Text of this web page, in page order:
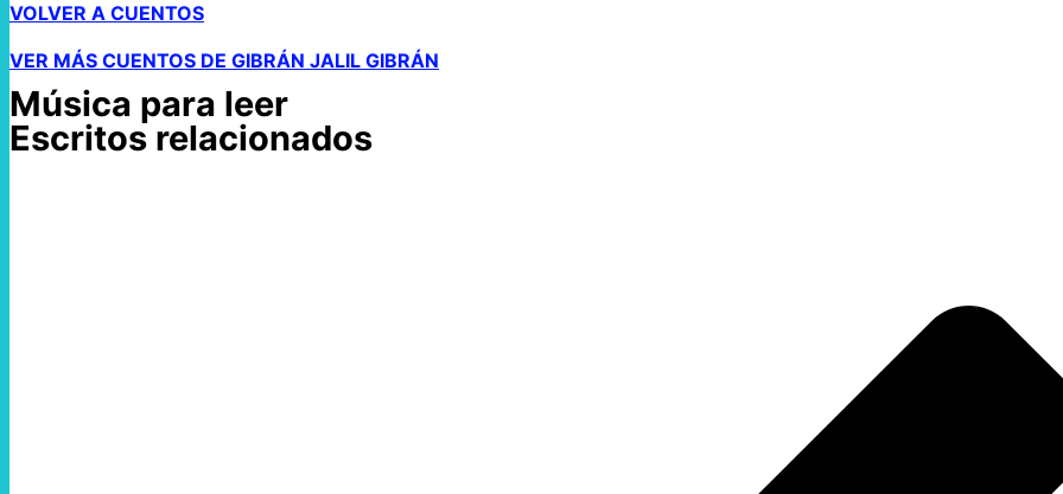
VOLVER A CUENTOS
VER MÁS CUENTOS DE GIBRÁN JALIL GIBRÁN
Música para leer
Escritos relacionados